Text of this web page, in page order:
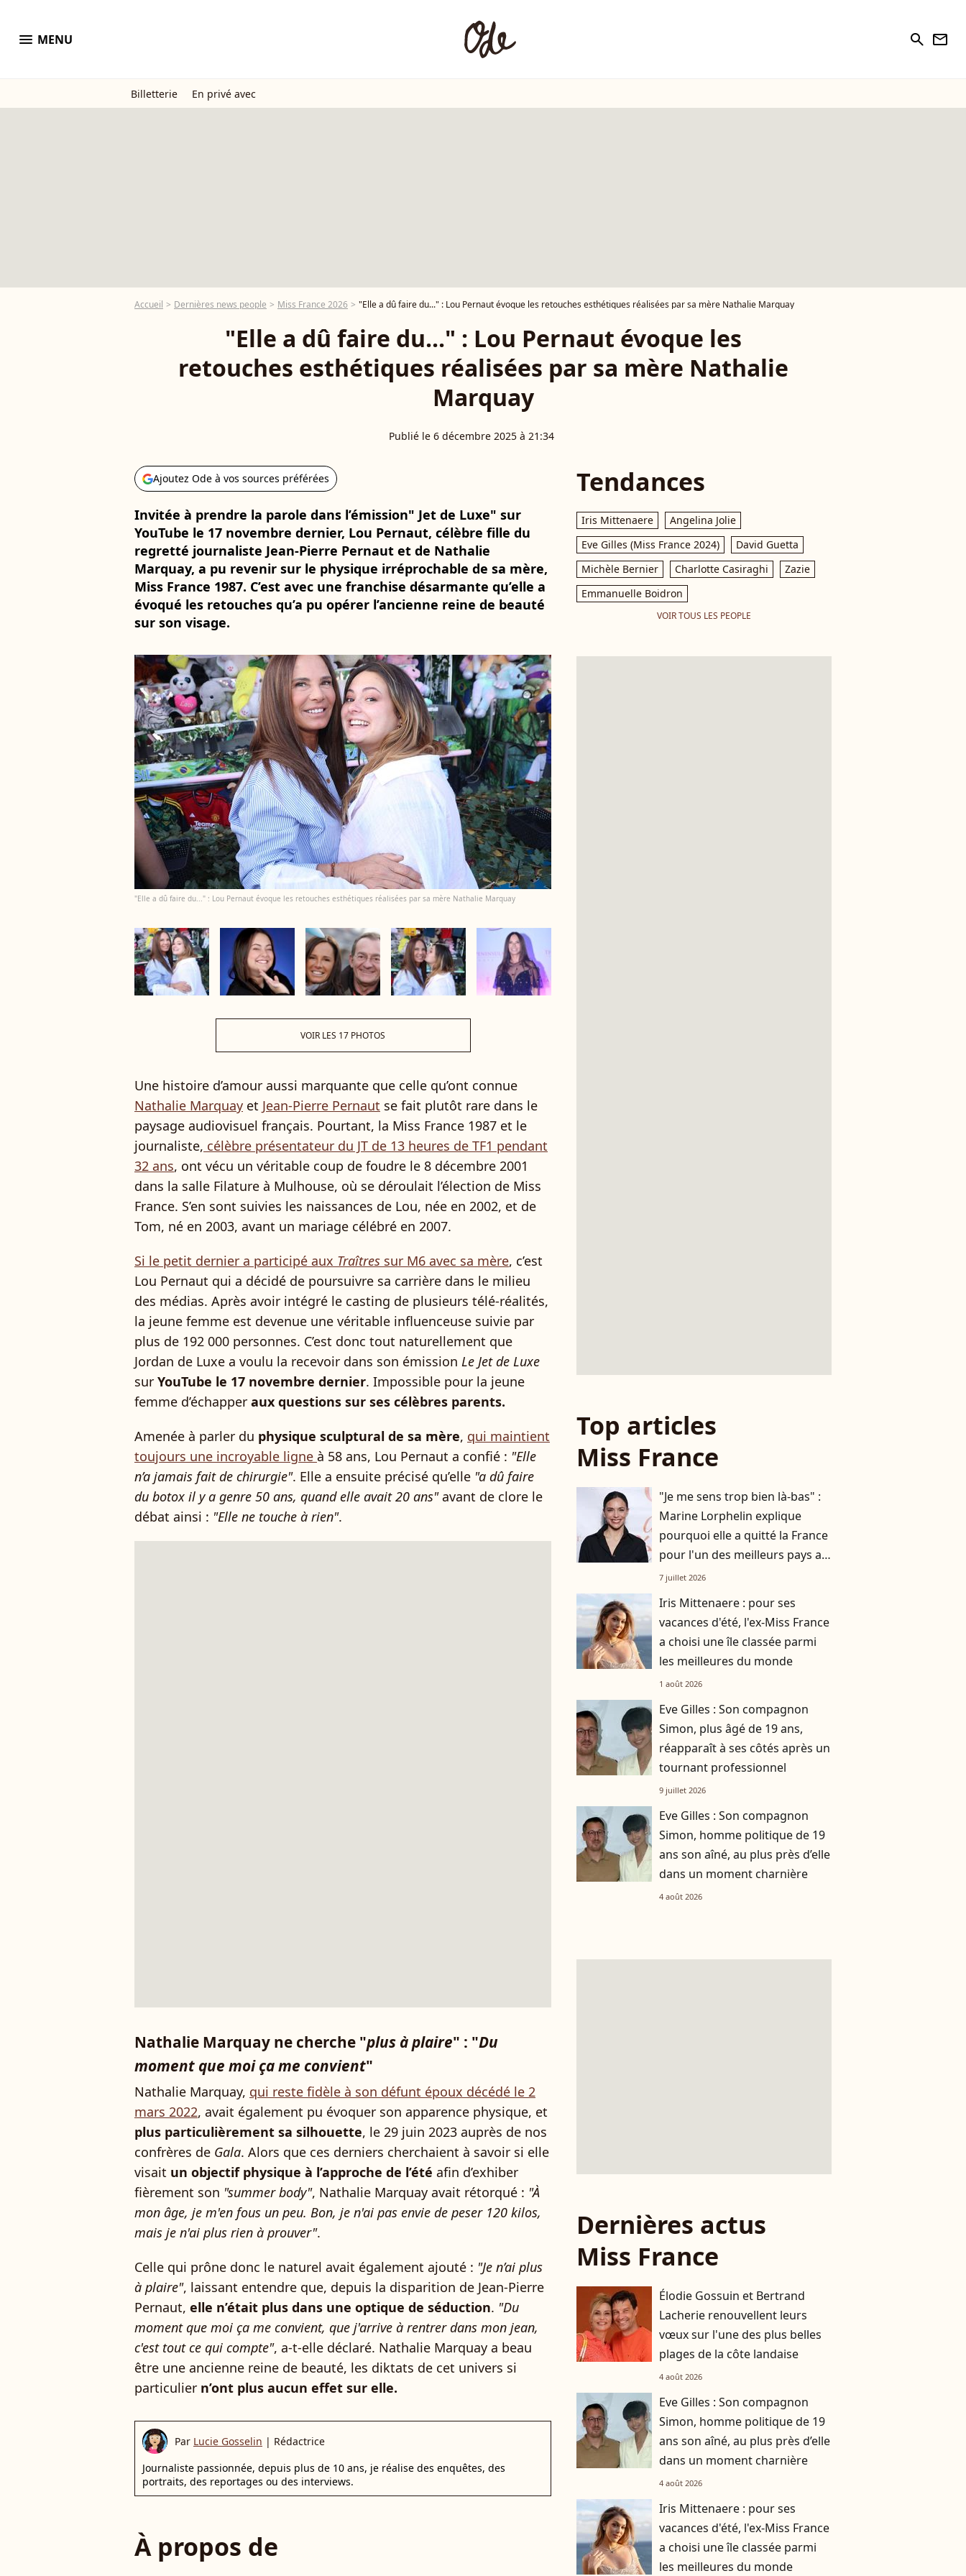
menu MENU search newsletter
Billetterie En privé avec
Accueil Dernières news people Miss France 2026 "Elle a dû faire du..." : Lou Pernaut évoque les retouches esthétiques réalisées par sa mère Nathalie Marquay
"Elle a dû faire du..." : Lou Pernaut évoque les
retouches esthétiques réalisées par sa mère Nathalie
Marquay
Publié le 6 décembre 2025 à 21:34
Ajoutez Ode à vos sources préférées
Invitée à prendre la parole dans l’émission" Jet de Luxe" sur
YouTube le 17 novembre dernier, Lou Pernaut, célèbre fille du
regretté journaliste Jean-Pierre Pernaut et de Nathalie
Marquay, a pu revenir sur le physique irréprochable de sa mère,
Miss France 1987. C’est avec une franchise désarmante qu’elle a
évoqué les retouches qu’a pu opérer l’ancienne reine de beauté
sur son visage.
"Elle a dû faire du..." : Lou Pernaut évoque les retouches esthétiques réalisées par sa mère Nathalie Marquay
VOIR LES 17 PHOTOS
Une histoire d’amour aussi marquante que celle qu’ont connue
Nathalie Marquay et Jean-Pierre Pernaut se fait plutôt rare dans le
paysage audiovisuel français. Pourtant, la Miss France 1987 et le
journaliste, célèbre présentateur du JT de 13 heures de TF1 pendant
32 ans, ont vécu un véritable coup de foudre le 8 décembre 2001
dans la salle Filature à Mulhouse, où se déroulait l’élection de Miss
France. S’en sont suivies les naissances de Lou, née en 2002, et de
Tom, né en 2003, avant un mariage célébré en 2007.
Si le petit dernier a participé aux Traîtres sur M6 avec sa mère, c’est
Lou Pernaut qui a décidé de poursuivre sa carrière dans le milieu
des médias. Après avoir intégré le casting de plusieurs télé-réalités,
la jeune femme est devenue une véritable influenceuse suivie par
plus de 192 000 personnes. C’est donc tout naturellement que
Jordan de Luxe a voulu la recevoir dans son émission Le Jet de Luxe
sur YouTube le 17 novembre dernier. Impossible pour la jeune
femme d’échapper aux questions sur ses célèbres parents.
Amenée à parler du physique sculptural de sa mère, qui maintient
toujours une incroyable ligne à 58 ans, Lou Pernaut a confié : "Elle
n’a jamais fait de chirurgie". Elle a ensuite précisé qu’elle "a dû faire
du botox il y a genre 50 ans, quand elle avait 20 ans"avant de clore le
débat ainsi : "Elle ne touche à rien".
Nathalie Marquay ne cherche "plus à plaire" : "Du
moment que moi ça me convient"
Nathalie Marquay, qui reste fidèle à son défunt époux décédé le 2
mars 2022, avait également pu évoquer son apparence physique, et
plus particulièrement sa silhouette, le 29 juin 2023 auprès de nos
confrères de Gala. Alors que ces derniers cherchaient à savoir si elle
visait un objectif physique à l’approche de l’été afin d’exhiber
fièrement son "summer body", Nathalie Marquay avait rétorqué : "À
mon âge, je m'en fous un peu. Bon, je n'ai pas envie de peser 120 kilos,
mais je n'ai plus rien à prouver".
Celle qui prône donc le naturel avait également ajouté : "Je n’ai plus
à plaire", laissant entendre que, depuis la disparition de Jean-Pierre
Pernaut, elle n’était plus dans une optique de séduction. "Du
moment que moi ça me convient, que j'arrive à rentrer dans mon jean,
c'est tout ce qui compte", a-t-elle déclaré. Nathalie Marquay a beau
être une ancienne reine de beauté, les diktats de cet univers si
particulier n’ont plus aucun effet sur elle.
Par Lucie Gosselin | Rédactrice
Journaliste passionnée, depuis plus de 10 ans, je réalise des enquêtes, des
portraits, des reportages ou des interviews.
À propos de
Tendances
Iris Mittenaere
Angelina Jolie
Eve Gilles (Miss France 2024)
David Guetta
Michèle Bernier
Charlotte Casiraghi
Zazie
Emmanuelle Boidron
VOIR TOUS LES PEOPLE
Top articles
Miss France
"Je me sens trop bien là-bas" :
Marine Lorphelin explique
pourquoi elle a quitté la France
pour l'un des meilleurs pays au
monde
7 juillet 2026
Iris Mittenaere : pour ses
vacances d'été, l'ex-Miss France
a choisi une île classée parmi
les meilleures du monde
1 août 2026
Eve Gilles : Son compagnon
Simon, plus âgé de 19 ans,
réapparaît à ses côtés après un
tournant professionnel
9 juillet 2026
Eve Gilles : Son compagnon
Simon, homme politique de 19
ans son aîné, au plus près d’elle
dans un moment charnière
4 août 2026
Dernières actus
Miss France
Élodie Gossuin et Bertrand
Lacherie renouvellent leurs
vœux sur l'une des plus belles
plages de la côte landaise
4 août 2026
Eve Gilles : Son compagnon
Simon, homme politique de 19
ans son aîné, au plus près d’elle
dans un moment charnière
4 août 2026
Iris Mittenaere : pour ses
vacances d'été, l'ex-Miss France
a choisi une île classée parmi
les meilleures du monde